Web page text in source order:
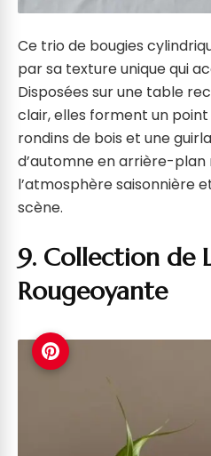
Ce trio de bougies
par sa texture unique qui
Disposées sur une table
clair, elles forment un
rondins de bois et une
d’automne en arrière-
l’atmosphère saisonnière
scène.
9. Collection de
Rougeoyante